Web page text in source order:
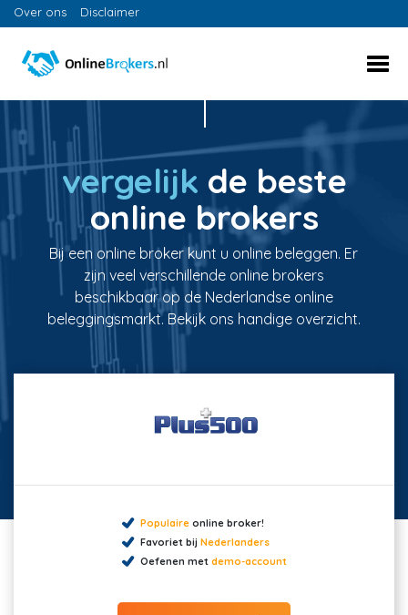
Over ons Disclaimer
vergelijk de beste
online brokers
Bij een online broker kunt u online beleggen. Er
zijn veel verschillende online brokers
beschikbaar op de Nederlandse online
beleggingsmarkt. Bekijk ons handige overzicht.
Populaireonline broker!
Favoriet bij Nederlanders
Oefenen met demo-account